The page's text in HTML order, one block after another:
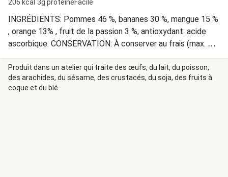
206 kcal 3g protéineFacile
INGRÉDIENTS: Pommes 46 %, bananes 30 %, mangue 15 %
, orange 13% , fruit de la passion 3 %, antioxydant: acide
ascorbique. CONSERVATION: À conserver au frais (max. 7
⁰C) MODE D'EMPLOI: Bien agiter avant utilisation. Une fois
ouvert, conserver au réfrigérateur et consommer dans les
48 heures. HelloFresh Antwoordnummer 39162 1090 WC
Amsterdam Nederland
Produit dans un atelier qui traite des œufs, du lait, du poisson,
des arachides, du sésame, des crustacés, du soja, des fruits à
coque et du blé.